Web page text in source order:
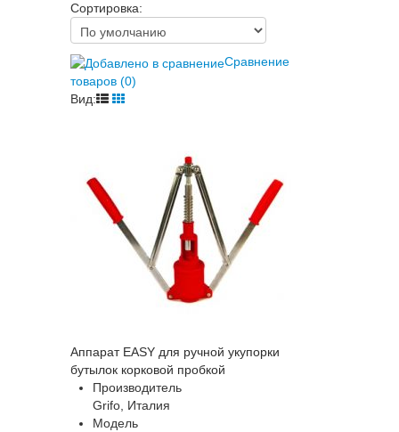
Сортировка:
Сравнение
товаров (0)
Вид:
Аппарат EASY для ручной укупорки
бутылок корковой пробкой
Производитель
Grifo, Италия
Модель